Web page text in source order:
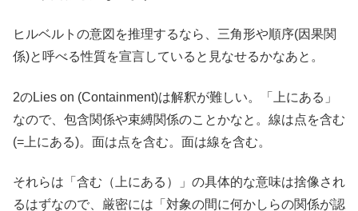
ヒルベルトの意図を推理するなら、三角形や順序(因果関
係)と呼べる性質を宣言していると見なせるかなあと。
2のLies on (Containment)は解釈が難しい。「上にある」
なので、包含関係や束縛関係のことかなと。線は点を含む
(=上にある)。面は点を含む。面は線を含む。
それらは「含む（上にある）」の具体的な意味は捨像され
るはずなので、厳密には「対象の間に何かしらの関係が認